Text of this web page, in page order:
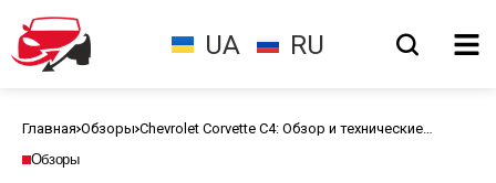
UA RU
Главная Обзоры Chevrolet Corvette C4: Обзор и технические
Обзоры